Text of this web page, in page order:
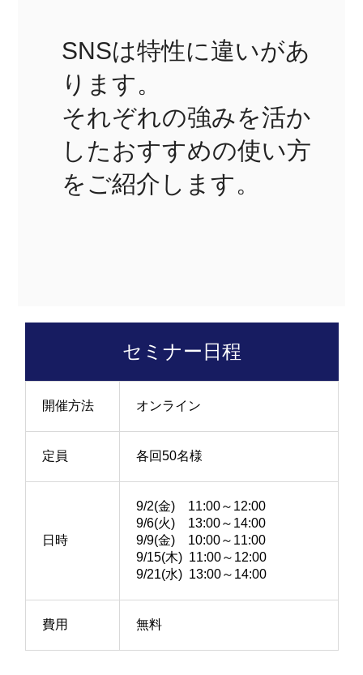
SNSは特性に違いがあ
ります。
それぞれの強みを活か
したおすすめの使い方
をご紹介します。
セミナー日程
開催方法 オンライン
定員 各回50名様
日時
9/2(金) 11:00～12:00
9/6(火) 13:00～14:00
9/9(金) 10:00～11:00
9/15(木) 11:00～12:00
9/21(水) 13:00～14:00
費用 無料